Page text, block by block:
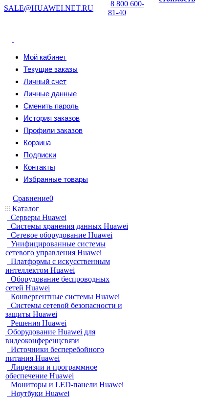
SALE@HUAWEI.NET.RU
8 800 600-
81-40
Мой кабинет
Текущие заказы
Личный счет
Личные данные
Сменить пароль
История заказов
Профили заказов
Корзина
Подписки
Контакты
Избранные товары
Сравнение0
Каталог
Серверы Huawei
Системы хранения данных Huawei
Сетевое оборудование Huawei
Унифицированные системы
сетевого управления Huawei
Платформы с искусственным
интеллектом Huawei
Оборудование беспроводных
сетей Huawei
Конвергентные системы Huawei
Системы сетевой безопасности и
защиты Huawei
Решения Huawei
Оборудование Huawei для
видеоконференцсвязи
Источники бесперебойного
питания Huawei
Лицензии и программное
обеспечение Huawei
Мониторы и LED-панели Huawei
Ноутбуки Huawei